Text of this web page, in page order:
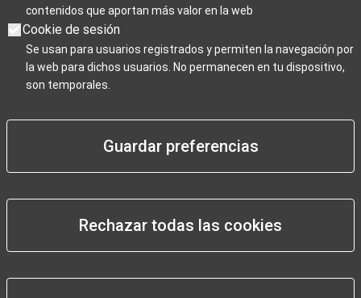
Días de cierre 25 de Navidad, 1 de enero y 6 de enero
contenidos que aportan más valor en la web
Cookie de sesión
Se usan para usuarios registrados y permiten la navegación por
la web para dichos usuarios. No permanecen en tu dispositivo,
son temporales.
Guardar preferencias
Rechazar todas las cookies